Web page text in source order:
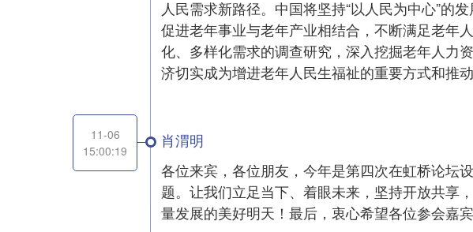
人民需求新路径。中国将坚持“以人民为中心”的
促进老年事业与老年产业相结合，不断满足老年
化、多样化需求的调查研究，深入挖掘老年人力
济切实成为增进老年人民生福祉的重要方式和推
11-06
15:00:19
肖渭明
各位来宾，各位朋友，今年是第四次在虹桥论坛
题。让我们立足当下、着眼未来，坚持开放共享
量发展的美好明天！最后，衷心希望各位参会嘉